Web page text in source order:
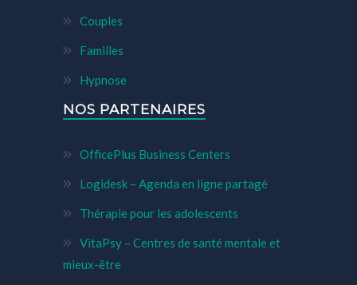
Couples
Familles
Hypnose
NOS PARTENAIRES
OfficePlus Business Centers
Logidesk – Agenda en ligne partagé
Thérapie pour les adolescents
VitaPsy – Centres de santé mentale et
mieux-être